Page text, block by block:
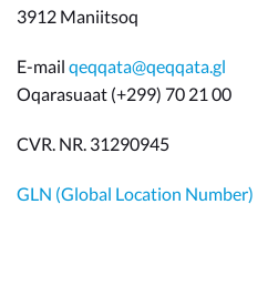
3912 Maniitsoq
E-mail qeqqata@qeqqata.gl
Oqarasuaat (+299) 70 21 00
CVR. NR. 31290945
GLN (Global Location Number)